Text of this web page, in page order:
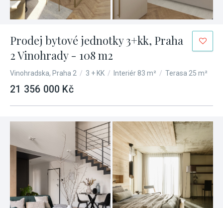
Prodej bytové jednotky 3+kk, Praha
2 Vinohrady - 108 m2
Vinohradska, Praha 2 / 3 + KK / Interiér 83 m² / Terasa 25 m²
21 356 000 Kč